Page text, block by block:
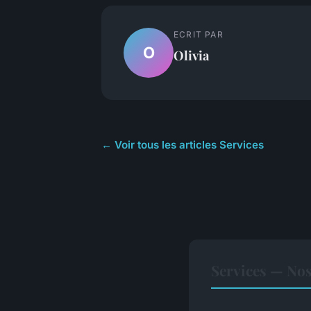
O
ECRIT PAR
Olivia
← Voir tous les articles Services